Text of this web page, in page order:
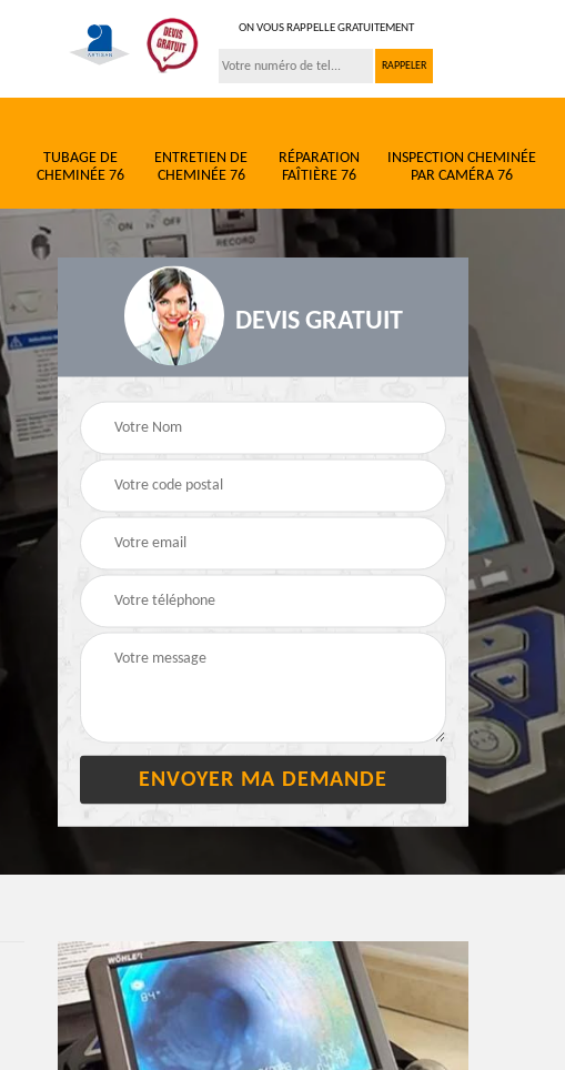
ON VOUS RAPPELLE GRATUITEMENT
TUBAGE DE
CHEMINÉE 76
ENTRETIEN DE
CHEMINÉE 76
RÉPARATION
FAÎTIÈRE 76
INSPECTION CHEMINÉE
PAR CAMÉRA 76
DEVIS GRATUIT